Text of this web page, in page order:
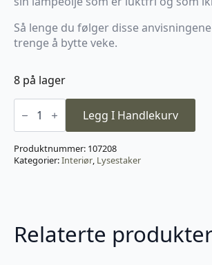
Så lenge du følger disse
trenge å bytte veke.
8 på lager
Peri
Design
Ball
Large
Brass
antall
Legg I Handlekurv
Produktnummer: 107208
Kategorier:Interiør, Lysestaker
Relaterte